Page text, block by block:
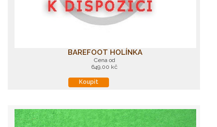
BAREFOOT HOLÍNKA
Cena od
649,00 kč
Koupit